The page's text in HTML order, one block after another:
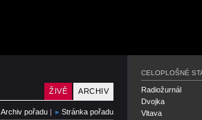
Český rozhlas Střední
ARCHIV
ŽIVĚ
Archiv pořadu | Stránka pořadu
CELOPLOŠNÉ
Radiožurnál
Dvojka
Vltava